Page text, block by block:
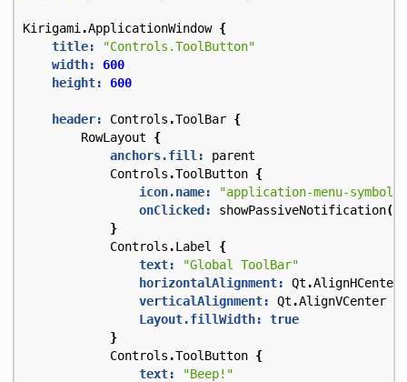
Kirigami .ApplicationWindow {
title:
"Controls.ToolButton"
width:
600
height:
600
header: Controls .ToolBar {
RowLayout
{
anchors.fill:
parent
Controls .ToolButton {
icon.name:
"application-menu-
onClicked:
showPassiveNotification(
}
Controls .Label
{
text:
"Global ToolBar"
horizontalAlignment:
Qt .AlignHCenter
verticalAlignment:
Qt .AlignVCenter
Layout.fillWidth:
true
}
Controls .ToolButton {
text:
"Beep!"